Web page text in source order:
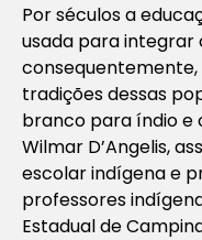
Por séculos a
usada para integrar
tradições dessas
branco para índio e
Wilmar D’Angelis,
escolar indígena e
professores
Estadual de